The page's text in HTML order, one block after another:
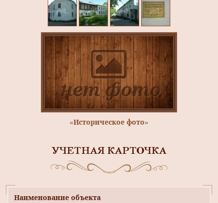
«Историческое фото»
УЧЕТНАЯ КАРТОЧКА
Наименование объекта